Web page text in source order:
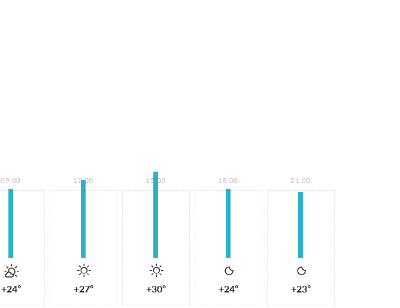
09:00
+24°
12:00
+27°
15:00
+30°
18:00
+24°
21:00
+23°